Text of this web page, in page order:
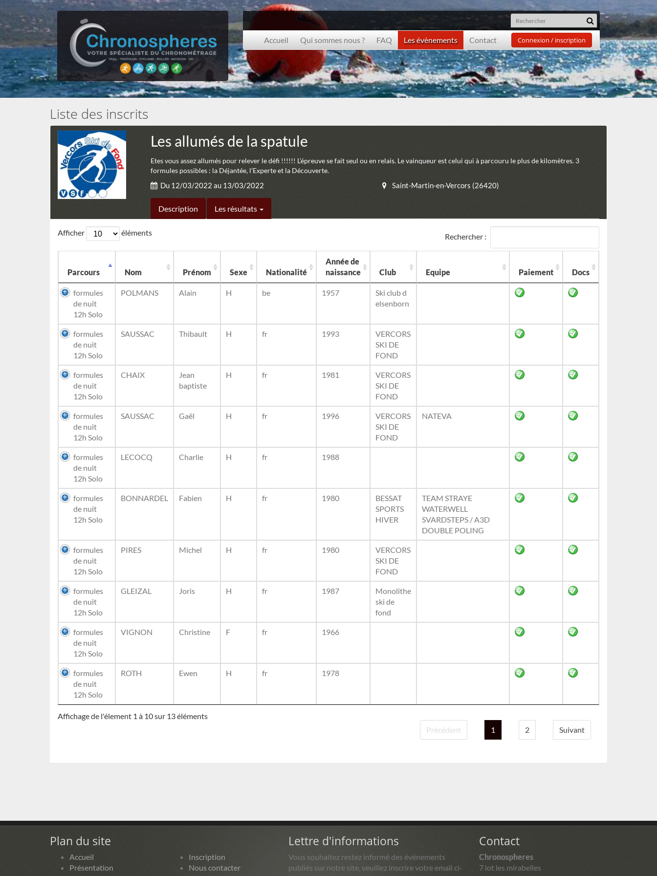
Accueil Qui sommes nous ? FAQ Les évènements Contact Connexion / inscription
Liste des inscrits
Les allumés de la spatule
Etes vous assez allumés pour relever le défi !!!!!! L’épreuve se fait seul ou en relais. Le vainqueur est celui qui à parcouru le plus de kilomètres. 3
formules possibles : la Déjantée, l’Experte et la Découverte.
Du 12/03/2022 au 13/03/2022 Saint-Martin-en-Vercors (26420)
Description Les résultats
Afficher éléments Rechercher :
Parcours Nom Prénom Sexe Nationalité
Année de
naissance
Club Equipe Paiement Docs
formules
de nuit
12h Solo
POLMANS Alain H be 1957
Ski club d
elsenborn
formules
de nuit
12h Solo
SAUSSAC Thibault H fr 1993
VERCORS
SKI DE
FOND
formules
de nuit
12h Solo
CHAIX
Jean
baptiste
H fr 1981
VERCORS
SKI DE
FOND
formules
de nuit
12h Solo
SAUSSAC Gaël H fr 1996
VERCORS
SKI DE
FOND
NATEVA
formules
de nuit
12h Solo
LECOCQ Charlie H fr 1988
formules
de nuit
12h Solo
BONNARDEL Fabien H fr 1980
BESSAT
SPORTS
HIVER
TEAM STRAYE
WATERWELL
SVARDSTEPS / A3D
DOUBLE POLING
formules
de nuit
12h Solo
PIRES Michel H fr 1980
VERCORS
SKI DE
FOND
formules
de nuit
12h Solo
GLEIZAL Joris H fr 1987
Monolithe
ski de
fond
formules
de nuit
12h Solo
VIGNON Christine F fr 1966
formules
de nuit
12h Solo
ROTH Ewen H fr 1978
Affichage de l'élement 1 à 10 sur 13 éléments
Précédent
1 2 Suivant
Plan du site
Accueil
Présentation
Inscription
Nous contacter
Lettre d'informations
Vous souhaitez restez informé des événements
publiés sur notre site, veuillez inscrire votre email ci-
Contact
Chronospheres
7 lot les mirabelles